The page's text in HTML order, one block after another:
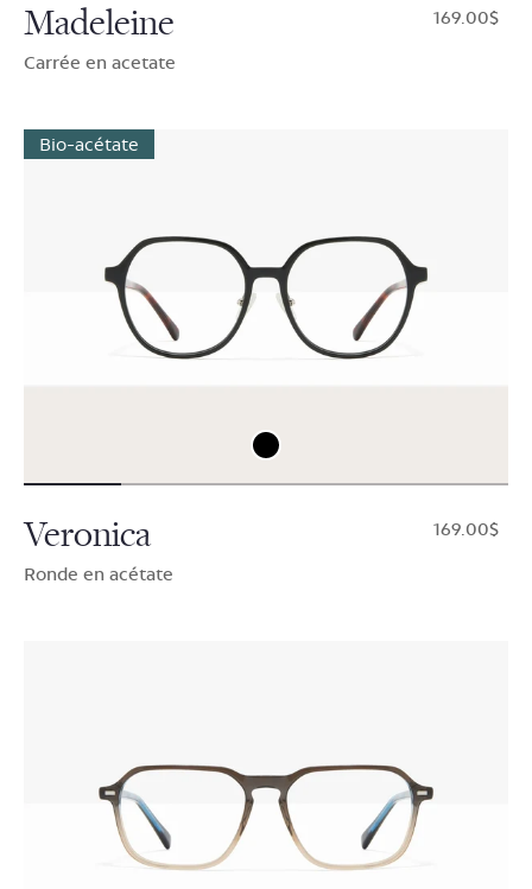
Madeleine
Carrée en acetate
$169.00
Bio-acétate
Veronica
Ronde en acétate
$169.00